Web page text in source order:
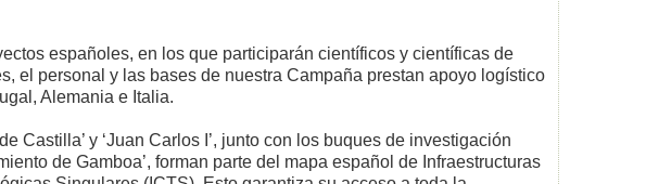
españoles, en los que participarán científicos y científicas de
el personal y las bases de nuestra Campaña prestan apoyo logístico
Alemania e Italia.
Castilla’ y ‘Juan Carlos I’, junto con los buques de investigación
de Gamboa’, forman parte del mapa español de Infraestructuras